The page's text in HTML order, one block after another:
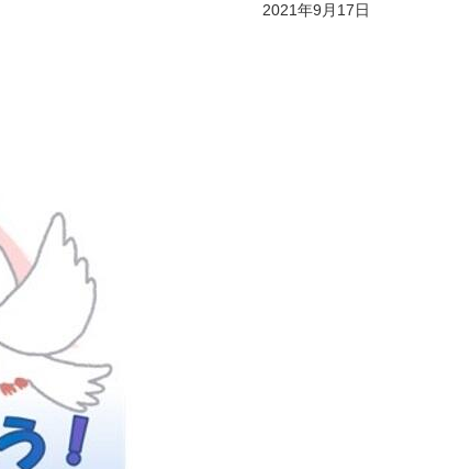
2021年9月17日